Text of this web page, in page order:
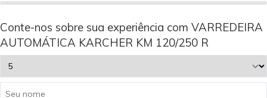
Conte-nos sobre sua experiência com VARREDEIRA
AUTOMÁTICA KARCHER KM 120/250 R